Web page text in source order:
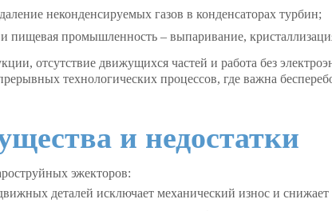
неконденсируемых газов в конденсаторах турбин;
пищевая промышленность – выпаривание,
отсутствие движущихся частей и работа без
технологических процессов, где важна
и недостатки
эжекторов:
деталей исключает механический износ и снижает